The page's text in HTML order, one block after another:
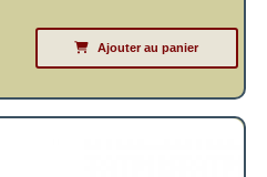
Ajouter au panier